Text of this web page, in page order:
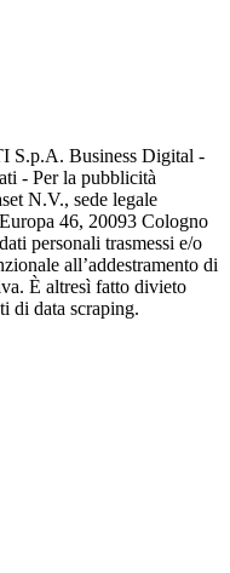
S.p.A. Business Digital -
- Per la pubblicità
N.V., sede legale
46, 20093 Cologno
personali trasmessi e/o
all’addestramento di
È altresì fatto divieto
di data scraping.